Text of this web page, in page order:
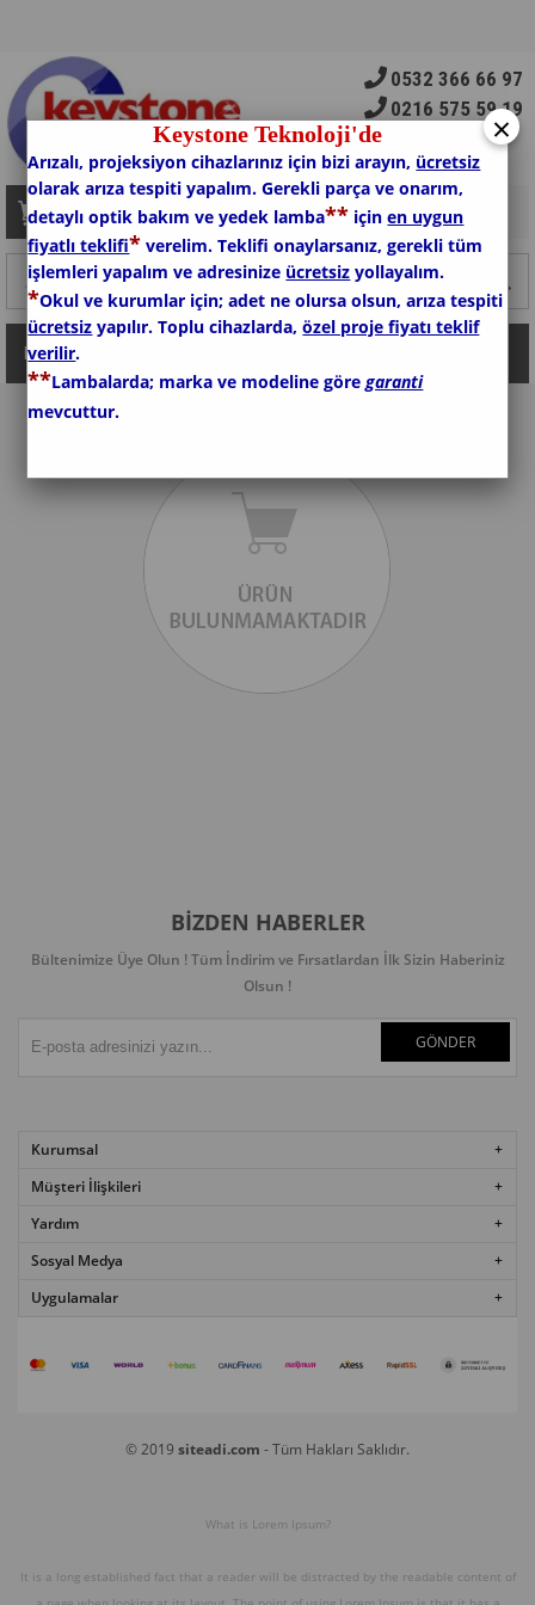
0532 366 66 97
0216 575 59 19
Sepetim 0 Ürün
Kategoriler
BIZDEN HABERLER
Bültenimize Üye Olun ! Tüm İndirim ve Fırsatlardan İlk Sizin Haberiniz
Olsun !
GÖNDER
Kurumsal
Müşteri İlişkileri
Yardım
Sosyal Medya
Uygulamalar
© 2019 siteadi.com - Tüm Hakları Saklıdır.
What is Lorem Ipsum?
It is a long established fact that a reader will be distracted by the readable content of
×
Keystone Teknoloji'de
Arızalı, projeksiyon cihazlarınız için bizi arayın, ücretsiz
olarak arıza tespiti yapalım. Gerekli parça ve onarım,
detaylı optik bakım ve yedek lamba** içinen uygun
fiyatlı teklifi* verelim. Teklifi onaylarsanız, gerekli tüm
işlemleri yapalım ve adresinize ücretsiz yollayalım.
*Okul ve kurumlar için; adet ne olursa olsun, arıza tespiti
ücretsiz yapılır. Toplu cihazlarda,özel proje fiyatı teklif
verilir.
**Lambalarda; marka ve modeline göregaranti
mevcuttur.